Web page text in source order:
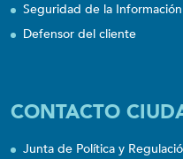
Seguridad de la Información
Defensor del cliente
CONTACTO
Junta de Política y